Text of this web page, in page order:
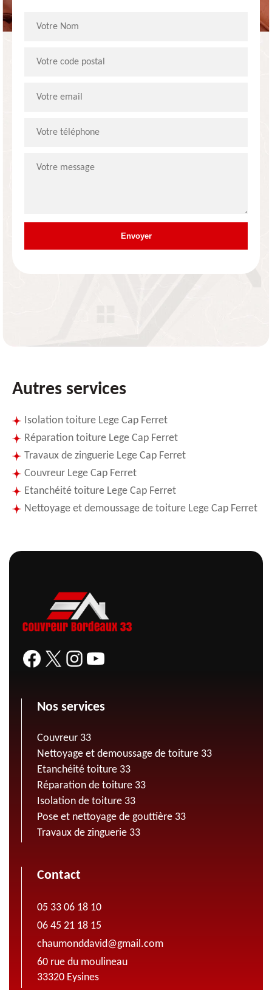
Autres services
Isolation toiture Lege Cap Ferret
Réparation toiture Lege Cap Ferret
Travaux de zinguerie Lege Cap Ferret
Couvreur Lege Cap Ferret
Etanchéité toiture Lege Cap Ferret
Nettoyage et demoussage de toiture Lege Cap Ferret
Nos services
Couvreur 33
Nettoyage et demoussage de toiture 33
Etanchéité toiture 33
Réparation de toiture 33
Isolation de toiture 33
Pose et nettoyage de gouttière 33
Travaux de zinguerie 33
Contact
05 33 06 18 10
06 45 21 18 15
chaumonddavid@gmail.com
60 rue du moulineau
33320 Eysines